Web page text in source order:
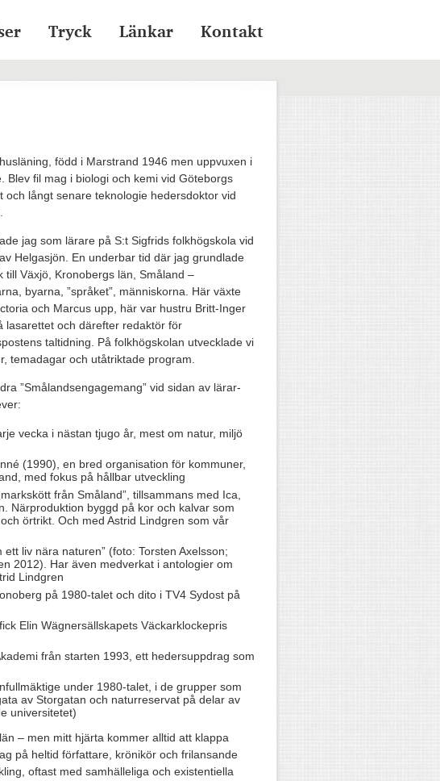
Tryck Länkar Kontakt
född i Marstrand 1946 men uppvuxen i
Blev fil mag i biologi och kemi vid Göteborgs
och långt senare teknologie hedersdoktor vid
jag som lärare på S:t Sigfrids folkhögskola vid
Helgasjön. En underbar tid där jag grundlade
till Växjö, Kronobergs län, Småland –
byarna, ”språket”, människorna. Här växte
och Marcus upp, här var hustru Britt-Inger
lasarettet och därefter redaktör för
taltidning. På folkhögskolan utvecklade vi
temadagar och utåtriktade program.
”Smålandsengagemang” vid sidan av lärar-
vecka i nästan tjugo år, mest om natur, miljö
(1990), en bred organisation för kommuner,
med fokus på hållbar utveckling
från Småland”, tillsammans med Ica,
Närproduktion byggd på kor och kalvar som
örtrikt. Och med Astrid Lindgren som vår
liv nära naturen” (foto: Torsten Axelsson;
2012). Har även medverkat i antologier om
Lindgren
på 1980-talet och dito i TV4 Sydost på
Elin Wägnersällskapets Väckarklockepris
från starten 1993, ett hedersuppdrag som
under 1980-talet, i de grupper som
av Storgatan och naturreservat på delar av
universitetet)
– men mitt hjärta kommer alltid att klappa
på heltid författare, krönikör och frilansande
oftast med samhälleliga och existentiella